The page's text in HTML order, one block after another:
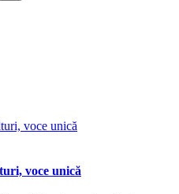
voce unică